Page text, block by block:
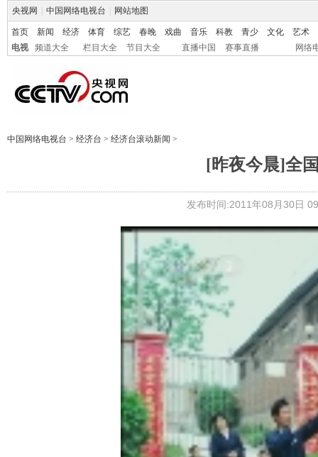
央视网 中国网络电视台 网站地图
首页 新闻 经济 体育 综艺 春晚 戏曲 音乐 科教 青少 文化
艺术
电视
频道大全 栏目大全 节目大全 直播中国 赛事直播 网络
中国网络电视台 > 经济台 > 经济台滚动新闻 >
[昨夜今晨]全
发布时间:2011年08月30日